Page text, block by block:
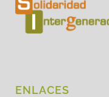
ENLACES